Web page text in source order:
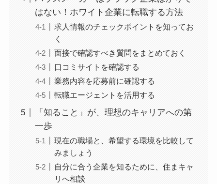
はない！ホワイト企業に転職する方法
求人情報のチェックポイントを知ってお
く
面接で確認すべき質問をまとめておく
口コミサイトを確認する
業務内容を応募前に確認する
転職エージェントを活用する
「知ること」が、理想のキャリアへの第
一歩
現在の職場と、希望する環境を比較して
みましょう
自分に合う企業を知るために、住まキャ
リへ相談